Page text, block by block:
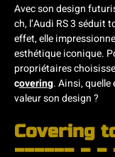
Avec son design
ch, l’Audi RS 3 séduit
effet, elle
esthétique iconique.
propriétaires
covering.Ainsi, quelle
valeur son design ?
Covering